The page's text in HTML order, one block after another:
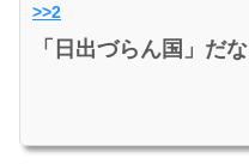
>>2
「日出づらん国」だな